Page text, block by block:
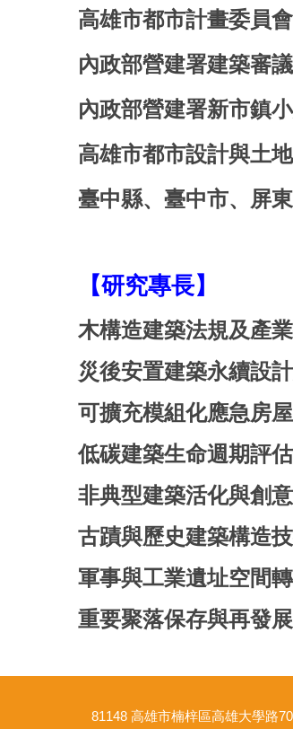
高雄市都市計畫委員
內政部營建署建築審
內政部營建署新市鎮
高雄市都市設計與土
臺中縣、 臺中市、屏
【研究專長】
木構造建築法規及產
災後安置建築永續設
可擴充模組化應急房
低碳建築生命週期評
非典型建築活化與創
古蹟與歷史建築構造
軍事與工業遺址空間
重要聚落保存與再發
81148 高雄市楠梓區高雄大學路